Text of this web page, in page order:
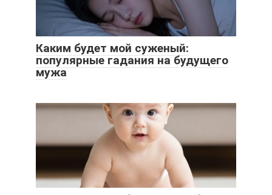
Каким будет мой суженый:
популярные гадания на будущего
мужа